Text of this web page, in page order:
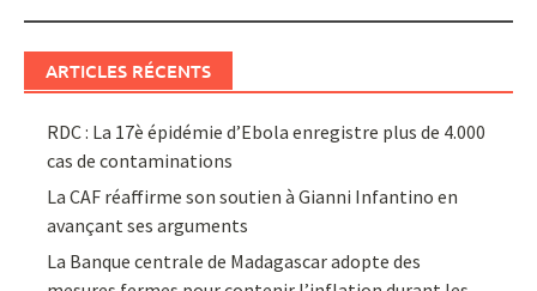
ARTICLES RÉCENTS
RDC : La 17è épidémie d’Ebola enregistre plus de 4.000
cas de contaminations
La CAF réaffirme son soutien à Gianni Infantino en
avançant ses arguments
La Banque centrale de Madagascar adopte des